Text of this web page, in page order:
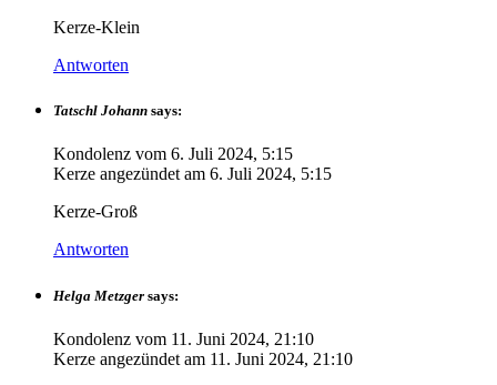
Kerze-Klein
Antworten
Tatschl Johann says:
Kondolenz vom 6. Juli 2024, 5:15
Kerze angezündet am 6. Juli 2024, 5:15
Kerze-Groß
Antworten
Helga Metzger says:
Kondolenz vom 11. Juni 2024, 21:10
Kerze angezündet am 11. Juni 2024, 21:10